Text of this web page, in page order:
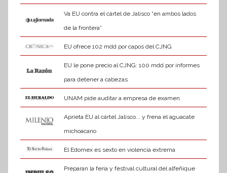
Va EU contra el cártel de Jalisco “en ambos lados
de la frontera”
EU ofrece 102 mdd por capos del CJNG
EU le pone precio al CJNG: 100 mdd por informes
para detener a cabezas
UNAM pide auditar a empresa de examen
Aprieta EU al cártel Jalisco... y frena el aguacate
michoacano
El Edomex es sexto en violencia extrema
Preparan la feria y festival cultural del alfeñique